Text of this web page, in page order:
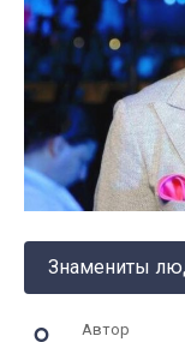
Знамениты
Автор